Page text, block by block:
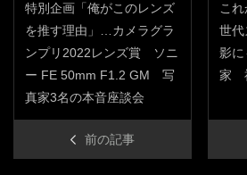
特別企画「俺がこのレンズ
を推す理由」…カメラグラ
ンプリ2022レンズ賞 ソニ
ー FE 50mm F1.2 GM 写
真家3名の本音座談会
前の記事
こ
世代
影
家